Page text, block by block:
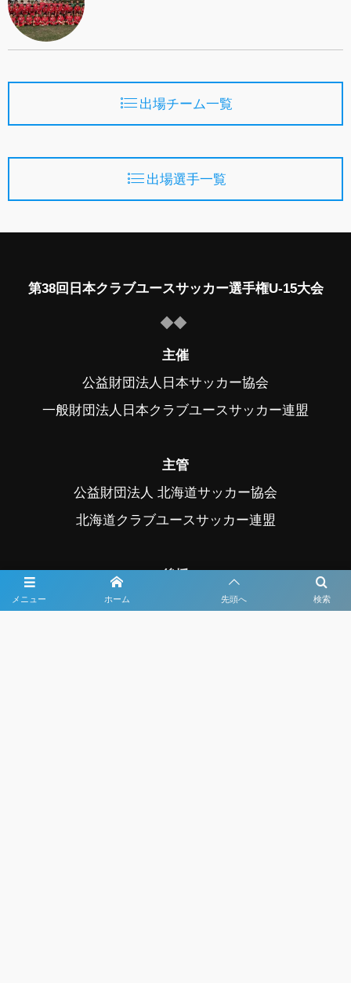
出場チーム一覧
出場選手一覧
メニュー 検索
ホーム 先頭へ
第38回日本クラブユースサッカー選手権U-15大会
主催
公益財団法人日本サッカー協会
一般財団法人日本クラブユースサッカー連盟
主管
公益財団法人 北海道サッカー協会
北海道クラブユースサッカー連盟
後援
スポーツ庁、帯広市、帯広市教育委員会